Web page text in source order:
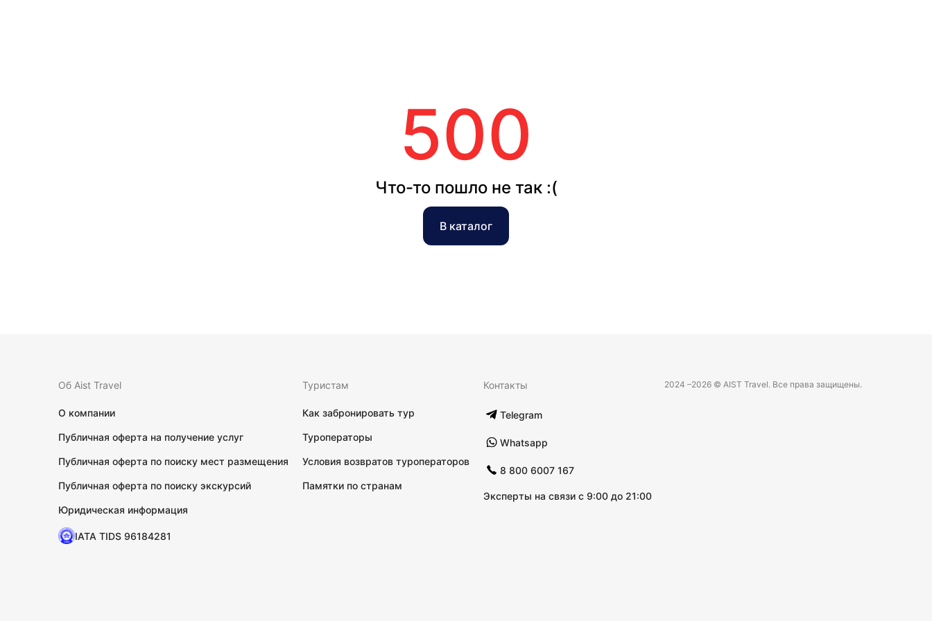
500
Что-то пошло не так :(
В каталог
Об Aist Travel
О компании
Публичная оферта на получение услуг
Публичная оферта по поиску мест размещения
Публичная оферта по поиску экскурсий
Юридическая информация
IATA TIDS 96184281
Туристам
Как забронировать тур
Туроператоры
Условия возвратов туроператоров
Памятки по странам
Контакты
Telegram
Whatsapp
8 800 6007 167
Эксперты на связи с 9:00 до 21:00
2024 –2026 © AIST Travel. Все права защищены.